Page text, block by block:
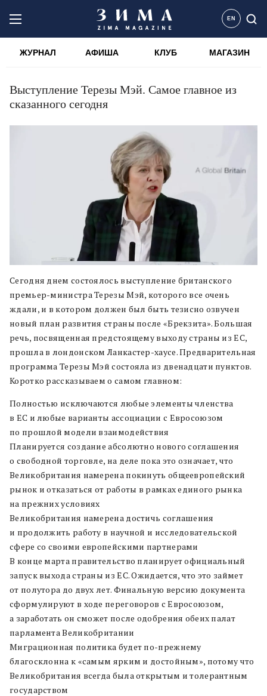
EN
ЖУРНАЛ АФИША КЛУБ МАГАЗИН
Выступление Терезы Мэй. Самое главное из
сказанного сегодня
Сегодня днем состоялось выступление британского
премьер-министра Терезы Мэй, которого все очень
ждали, и в котором должен был быть тезисно озвучен
новый план развития страны после «Брекзита». Большая
речь, посвященная предстоящему выходу страны из ЕС,
прошла в лондонском Ланкастер-хаусе. Предварительная
программа Терезы Мэй состояла из двенадцати пунктов.
Коротко рассказываем о самом главном:
Полностью исключаются любые элементы членства
в ЕС и любые варианты ассоциации с Евросоюзом
по прошлой модели взаимодействия
Планируется создание абсолютно нового соглашения
о свободной торговле, на деле пока это означает, что
Великобритания намерена покинуть общеевропейский
рынок и отказаться от работы в рамках единого рынка
на прежних условиях
Великобритания намерена достичь соглашения
и продолжить работу в научной и исследовательской
сфере со своими европейскими партнерами
В конце марта правительство планирует официальный
запуск выхода страны из ЕС. Ожидается, что это займет
от полутора до двух лет. Финальную версию документа
сформулируют в ходе переговоров с Евросоюзом,
а заработать он сможет после одобрения обеих палат
парламента Великобритании
Миграционная политика будет по-прежнему
благосклонна к «самым ярким и достойным», потому что
Великобритания всегда была открытым и толерантным
государством